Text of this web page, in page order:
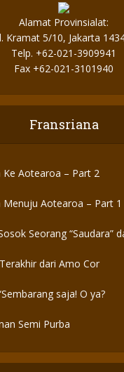
Alamat Provinsialat:
Kramat 5/10, Jakarta
Telp. +62-021-3909941
Fax +62-021-3101940
Fransriana
Ke Aotearoa – Part 2
Menuju Aotearoa – Part 1
Seorang “Saudara”
dari Amo Cor
saja! O ya?
Semi Purba